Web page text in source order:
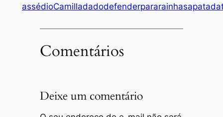
assédioCamilladadodefenderpararainhasapatada
Comentários
Deixe um comentário